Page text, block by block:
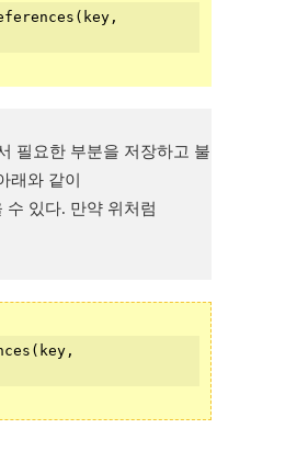
필요한 부분을 저장하고 불
래와 같이
수 있다. 만약 위처럼